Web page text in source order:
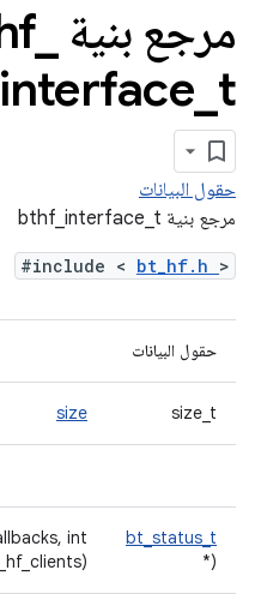
مرجع بنية bthf _
interface t
حقول البيانات
مرجع بنية bthf_interface_t
#include < bt_hf.h >
حقول البيانات
size_t
size
bt_status_t
(*
int